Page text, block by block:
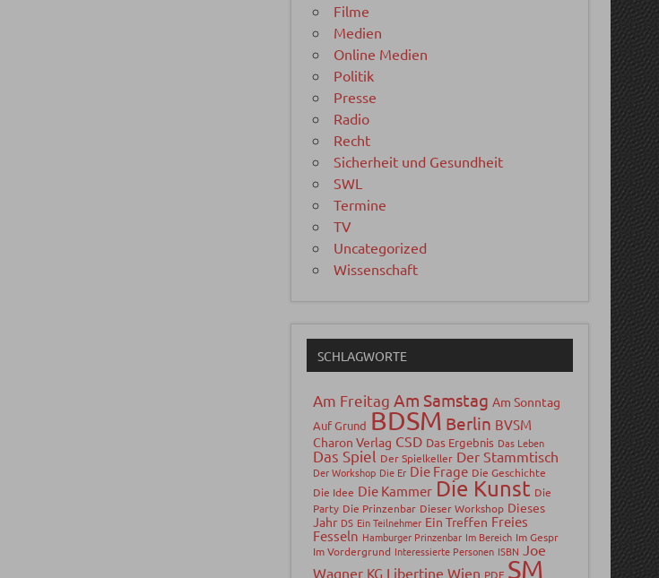
Filme
Medien
Online Medien
Politik
Presse
Radio
Recht
Sicherheit und Gesundheit
SWL
Termine
TV
Uncategorized
Wissenschaft
SCHLAGWORTE
Am Freitag Am Samstag Am Sonntag
Auf Grund BDSM Berlin BVSM
Charon Verlag CSD Das Ergebnis Das Leben
Das Spiel Der Spielkeller Der Stammtisch
Der Workshop Die Er Die Frage Die Geschichte
Die Idee Die Kammer Die Kunst Die
Party Die Prinzenbar Dieser Workshop Dieses
Jahr DS Ein Teilnehmer Ein Treffen Freies
Fesseln Hamburger Prinzenbar Im Bereich Im Gespr
Im Vordergrund Interessierte Personen ISBN
Joe
Wagner KG Libertine Wien PDF SM